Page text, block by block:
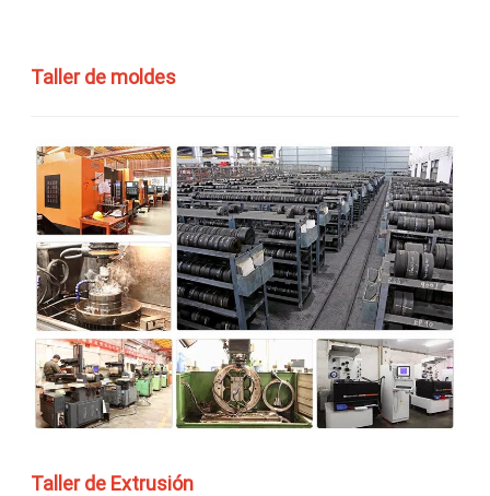
Taller de moldes
Taller de Extrusión